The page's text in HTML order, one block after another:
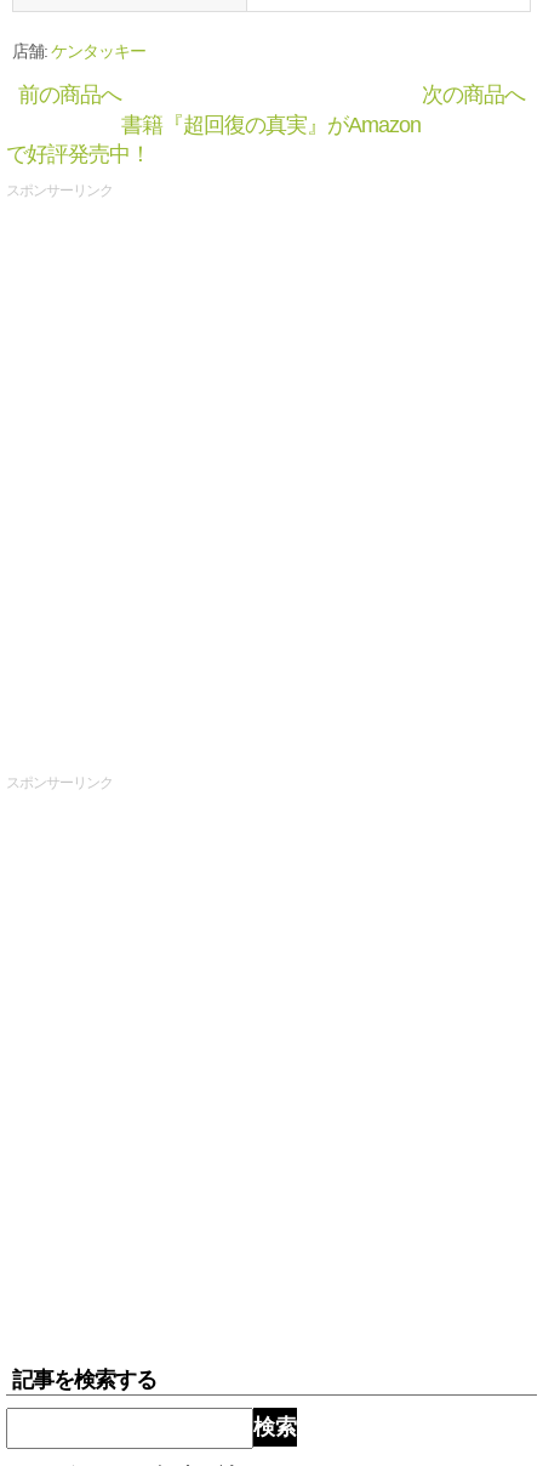
店舗:ケンタッキー
前の商品へ
次の商品へ
書籍『超回復の真実』がAmazon
で好評発売中！
スポンサーリンク
スポンサーリンク
記事を検索する
検索